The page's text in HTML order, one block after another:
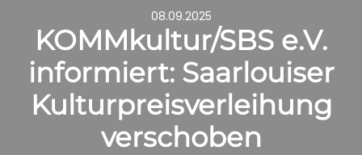
08.09.2025
KOMMkultur/SBS e.V.
informiert: Saarlouiser
Kulturpreisverleihung
verschoben